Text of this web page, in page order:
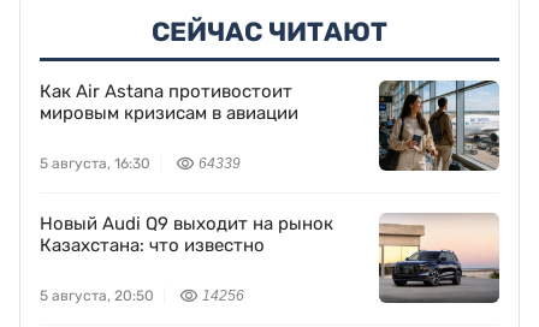
СЕЙЧАС ЧИТАЮТ
Как Air Astana противостоит
мировым кризисам в авиации
5 августа, 16:30 64339
Новый Audi Q9 выходит на рынок
Казахстана: что известно
5 августа, 20:50 14256